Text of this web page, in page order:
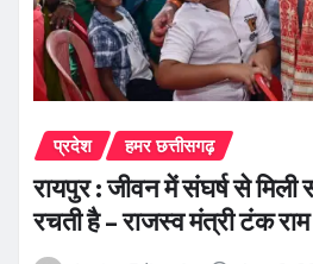
प्रदेश हमर छत्तीसगढ़
रायपुर : जीवन में संघर्ष से मिली
रचती है – राजस्व मंत्री टंक राम